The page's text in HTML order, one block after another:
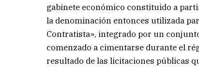
gabinete económico constituido a
la denominación entonces utilizada
Contratista», integrado por un
comenzado a cimentarse durante el
resultado de las licitaciones públicas